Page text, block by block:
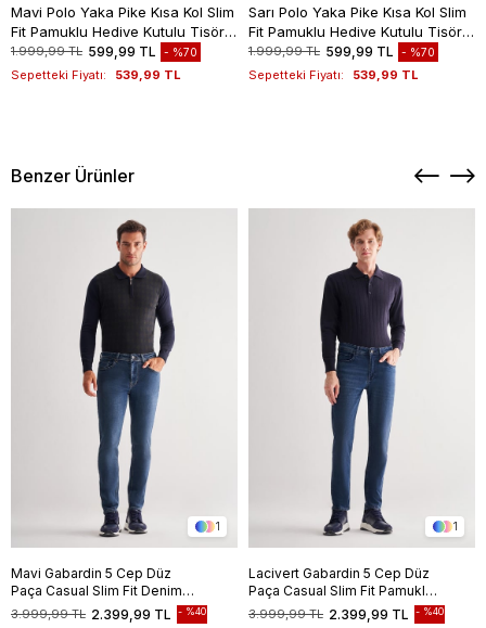
Mavi Polo Yaka Pike Kısa Kol Slim
Fit Pamuklu Hediye Kutulu Tişört
1011260169
1.999,99 TL 599,99 TL %70
Sepetteki Fiyatı: 539,99 TL
Sarı Polo Yaka Pike Kısa Kol Slim
Fit Pamuklu Hediye Kutulu Tişört
1011260169
1.999,99 TL 599,99 TL %70
Sepetteki Fiyatı: 539,99 TL
Benzer Ürünler
1
Mavi Gabardin 5 Cep Düz
Paça Casual Slim Fit Denim
Pantolon 1023255152-
2.399,99 TL
3.999,99 TL %40
1
Lacivert Gabardin 5 Cep Düz
Paça Casual Slim Fit Pamuklu
Denim Pantolon 1023255151
2.399,99 TL
3.999,99 TL %40